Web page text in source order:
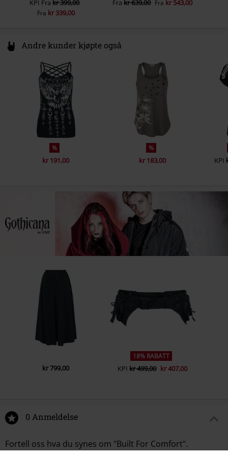
KPI Frakr 399,00
Fra kr 339,00
Frakr 639,00 Fra kr 543,00
Andre kunder kjøpte også
%
kr 191,00
%
kr 183,00 KPI
kr 799,00
18% RABATT
KPI kr 499,00 kr 407,00
0 Anmeldelse
Fortell oss hva du synes om "Built For Comfort".